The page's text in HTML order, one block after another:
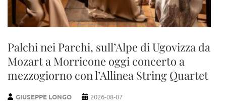
Palchi nei Parchi, sull’Alpe di Ugovizza da
Mozart a Morricone oggi concerto a
mezzogiorno con l’Allinea String Quartet
GIUSEPPE LONGO 2026-08-07